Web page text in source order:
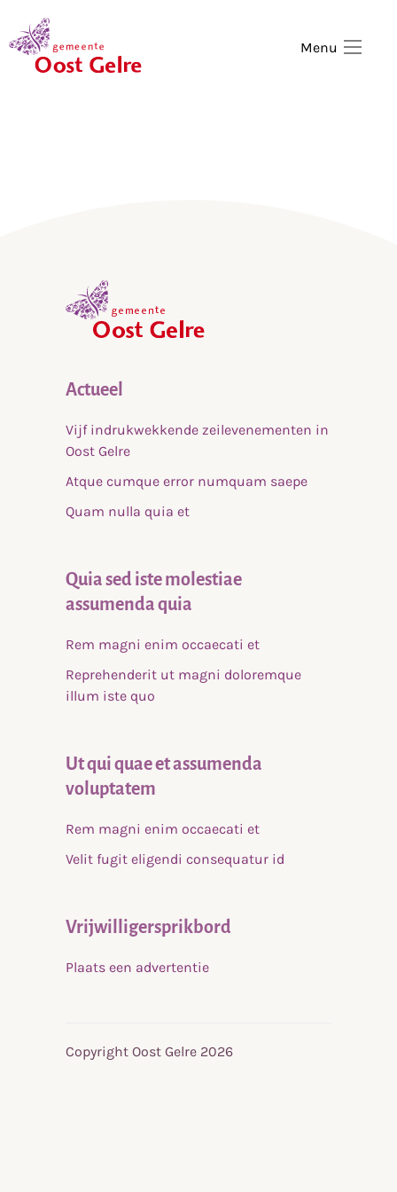
Menu
Actueel
Vijf indrukwekkende zeilevenementen in
Oost Gelre
Atque cumque error numquam saepe
Quam nulla quia et
Quia sed iste molestiae
assumenda quia
Rem magni enim occaecati et
Reprehenderit ut magni doloremque
illum iste quo
Ut qui quae et assumenda
voluptatem
Rem magni enim occaecati et
Velit fugit eligendi consequatur id
Vrijwilligersprikbord
Plaats een advertentie
Copyright Oost Gelre 2026